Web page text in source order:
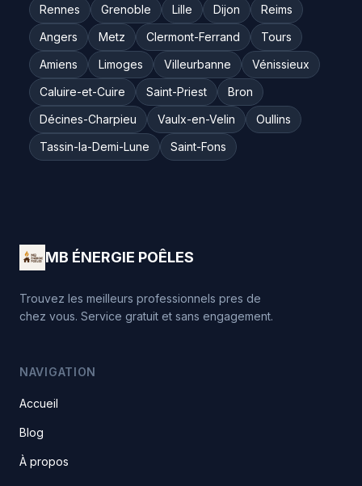
Rennes
Grenoble Lille Dijon
Reims
Angers
Metz Clermont-Ferrand
Tours
Amiens
Limoges Villeurbanne
Vénissieux
Caluire-et-Cuire
Saint-Priest
Bron
Décines-Charpieu
Vaulx-en-Velin
Oullins
Tassin-la-Demi-Lune
Saint-Fons
MB ÉNERGIE POÊLES
Trouvez les meilleurs professionnels pres de
chez vous. Service gratuit et sans engagement.
NAVIGATION
Accueil
Blog
À propos